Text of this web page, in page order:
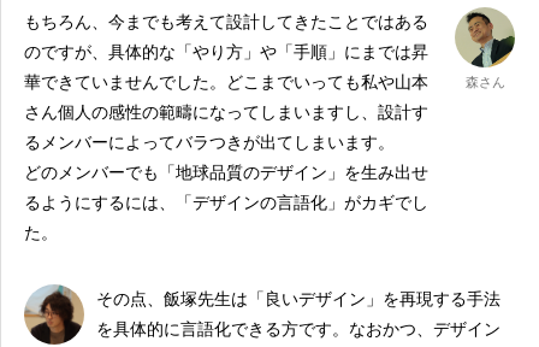
森さん
もちろん、今までも考えて設計してきたことではある
のですが、具体的な「やり方」や「手順」にまでは昇
華できていませんでした。どこまでいっても私や山本
さん個人の感性の範疇になってしまいますし、設計す
るメンバーによってバラつきが出てしまいます。
どのメンバーでも「地球品質のデザイン」を生み出せ
るようにするには、「デザインの言語化」がカギでし
た。
その点、飯塚先生は「良いデザイン」を再現する手法
を具体的に言語化できる方です。なおかつ、デザイン